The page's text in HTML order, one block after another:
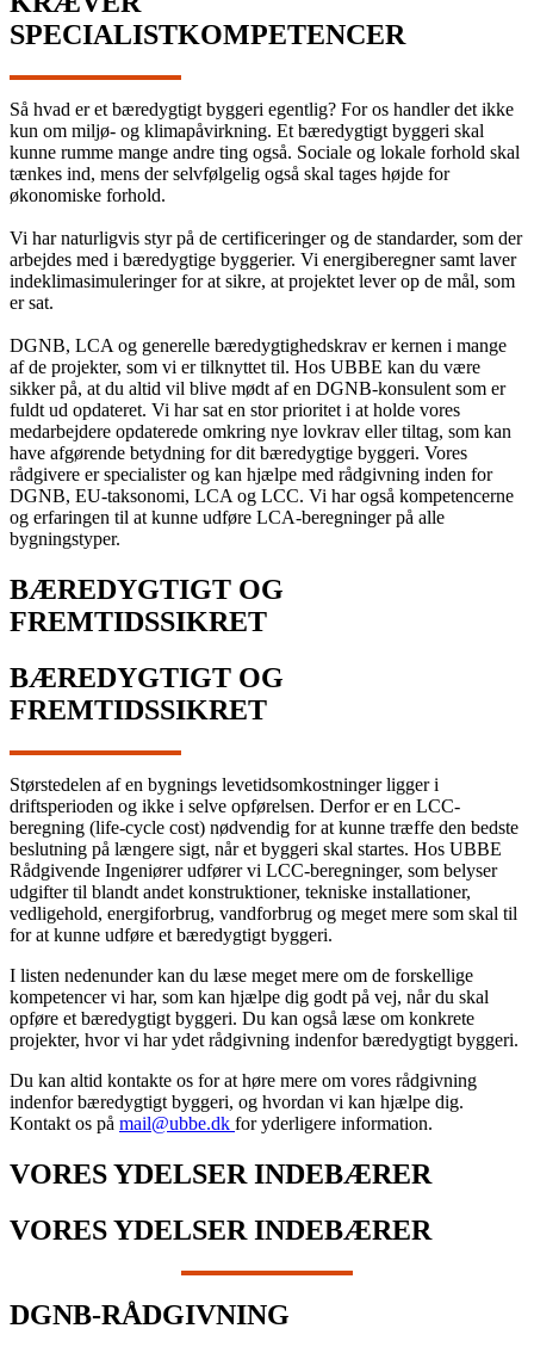
SPECIALISTKOMPETENCER
Så hvad er et bæredygtigt byggeri egentlig? For os handler det ikke
kun om miljø- og klimapåvirkning. Et bæredygtigt byggeri skal
kunne rumme mange andre ting også. Sociale og lokale forhold skal
tænkes ind, mens der selvfølgelig også skal tages højde for
økonomiske forhold.
Vi har naturligvis styr på de certificeringer og de standarder, som der
arbejdes med i bæredygtige byggerier. Vi energiberegner samt laver
indeklimasimuleringer for at sikre, at projektet lever op de mål, som
er sat.
DGNB, LCA og generelle bæredygtighedskrav er kernen i mange
af de projekter, som vi er tilknyttet til. Hos UBBE kan du være
sikker på, at du altid vil blive mødt af en DGNB-konsulent som er
fuldt ud opdateret. Vi har sat en stor prioritet i at holde vores
medarbejdere opdaterede omkring nye lovkrav eller tiltag, som kan
have afgørende betydning for dit bæredygtige byggeri. Vores
rådgivere er specialister og kan hjælpe med rådgivning inden for
DGNB, EU-taksonomi, LCA og LCC. Vi har også kompetencerne
og erfaringen til at kunne udføre LCA-beregninger på alle
bygningstyper.
BÆREDYGTIGT OG
FREMTIDSSIKRET
BÆREDYGTIGT OG
FREMTIDSSIKRET
Størstedelen af en bygnings levetidsomkostninger ligger i
driftsperioden og ikke i selve opførelsen. Derfor er en LCC-
beregning (life-cycle cost) nødvendig for at kunne træffe den bedste
beslutning på længere sigt, når et byggeri skal startes. Hos UBBE
Rådgivende Ingeniører udfører vi LCC-beregninger, som belyser
udgifter til blandt andet konstruktioner, tekniske installationer,
vedligehold, energiforbrug, vandforbrug og meget mere som skal til
for at kunne udføre et bæredygtigt byggeri.
I listen nedenunder kan du læse meget mere om de forskellige
kompetencer vi har, som kan hjælpe dig godt på vej, når du skal
opføre et bæredygtigt byggeri. Du kan også læse om konkrete
projekter, hvor vi har ydet rådgivning indenfor bæredygtigt byggeri.
Du kan altid kontakte os for at høre mere om vores rådgivning
indenfor bæredygtigt byggeri, og hvordan vi kan hjælpe dig.
Kontakt os på mail@ubbe.dk for yderligere information.
VORES YDELSER INDEBÆRER
VORES YDELSER INDEBÆRER
DGNB-RÅDGIVNING